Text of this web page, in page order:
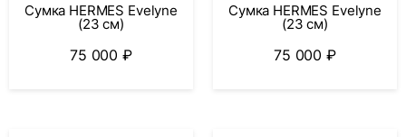
Сумка HERMES Evelyne
(23 см)
75 000₽
Сумка HERMES Evelyne
(23 см)
75 000₽